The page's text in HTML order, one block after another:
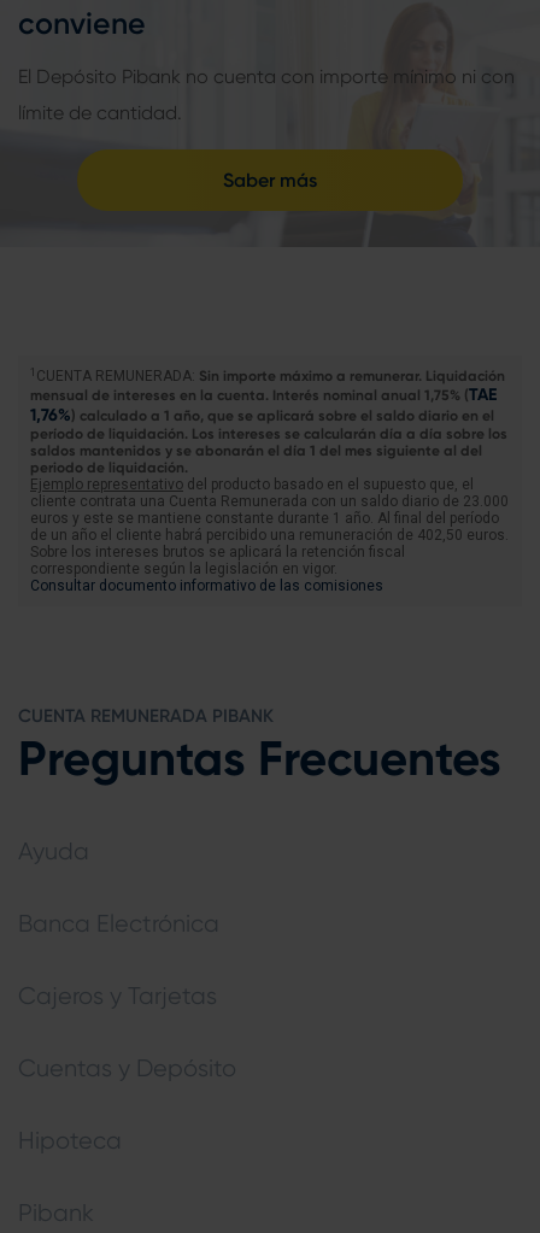
conviene
El Depósito Pibank no cuenta con importe mínimo ni con
límite de cantidad.
Saber más
CUENTA REMUNERADA: Sin importe máximo a remunerar. Liquidación
mensual de intereses en la cuenta. Interés nominal anual 1,75% (TAE
1,76% ) calculado a 1 año, que se aplicará sobre el saldo diario en el
período de liquidación. Los intereses se calcularán día a día sobre los
saldos mantenidos y se abonarán el día 1 del mes siguiente al del
periodo de liquidación.
Ejemplo representativo del producto basado en el supuesto que, el
cliente contrata una Cuenta Remunerada con un saldo diario de 23.000
euros y este se mantiene constante durante 1 año. Al final del período
de un año el cliente habrá percibido una remuneración de 402,50 euros.
Sobre los intereses brutos se aplicará la retención fiscal
correspondiente según la legislación en vigor.
Consultar documento informativo de las comisiones
CUENTA REMUNERADA PIBANK
Preguntas Frecuentes
Ayuda
Banca Electrónica
Cajeros y Tarjetas
Cuentas y Depósito
Hipoteca
Pibank